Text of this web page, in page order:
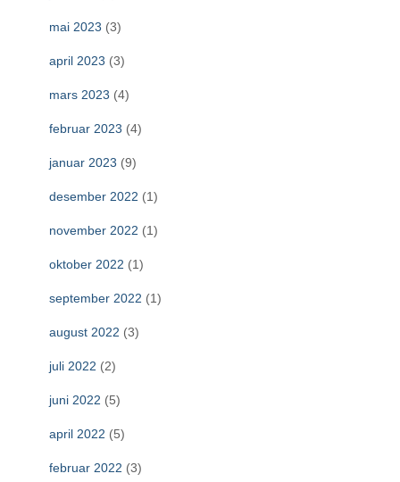
mai 2023 (3)
april 2023 (3)
mars 2023 (4)
februar 2023 (4)
januar 2023 (9)
desember 2022 (1)
november 2022 (1)
oktober 2022 (1)
september 2022 (1)
august 2022 (3)
juli 2022 (2)
juni 2022 (5)
april 2022 (5)
februar 2022 (3)